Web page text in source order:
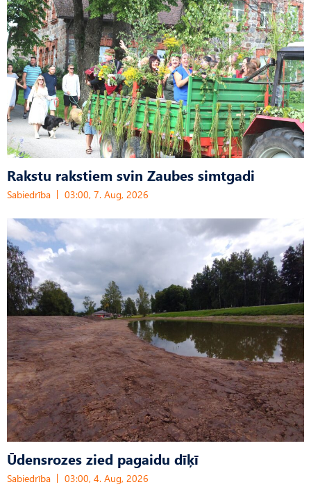
Rakstu rakstiem svin Zaubes simtgadi
Sabiedrība 03:00, 7. Aug, 2026
Ūdensrozes zied pagaidu dīķī
Sabiedrība 03:00, 4. Aug, 2026